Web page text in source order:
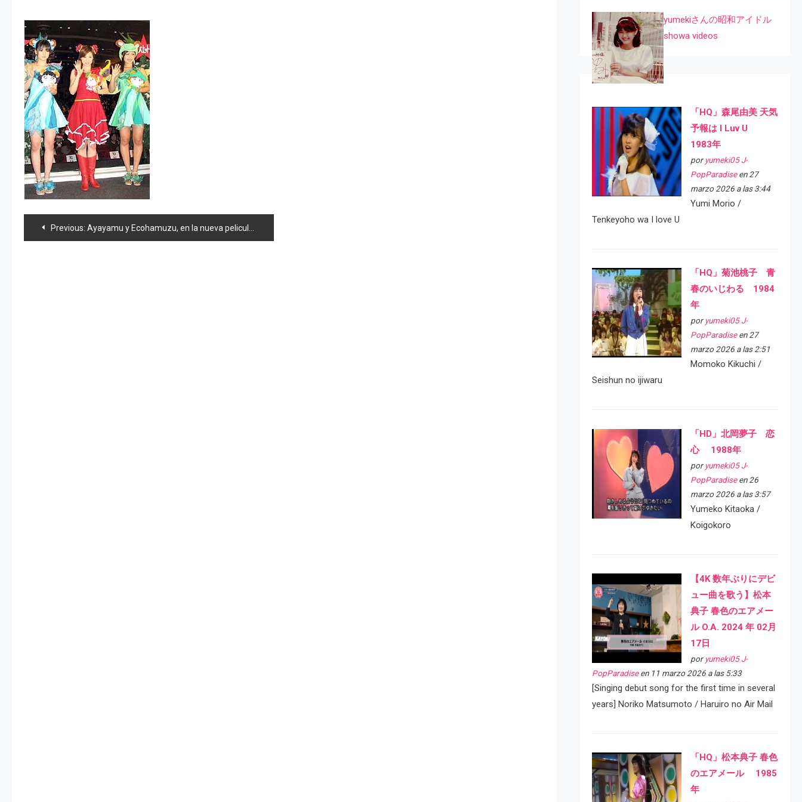
Navegación
Previous: Ayayamu y Ecohamuzu, en la nueva pelicula de Hamtaro.
yumekiさんの昭和アイドル
showa videos
「HQ」森尾由美 天気
予報は I Luv U
1983年
por yumeki05 J-
PopParadiseen 27
marzo 2026 a las 3:44
Yumi Morio /
Tenkeyoho wa I love U
「HQ」菊池桃子 青
春のいじわる 1984
年
por yumeki05 J-
PopParadiseen 27
marzo 2026 a las 2:51
Momoko Kikuchi /
Seishun no ijiwaru
「HD」北岡夢子 恋
心 1988年
por yumeki05 J-
PopParadiseen 26
marzo 2026 a las 3:57
Yumeko Kitaoka /
Koigokoro
【4K 数年ぶりにデビ
ュー曲を歌う】松本
典子 春色のエアメー
ル O.A. 2024 年 02月
17日
por yumeki05 J-
PopParadiseen 11 marzo 2026 a las 5:33
[Singing debut song for the first time in several
years] Noriko Matsumoto / Haruiro no Air Mail
「HQ」松本典子 春色
のエアメール 1985
年